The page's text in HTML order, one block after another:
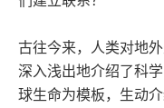
古往今来，人类对地
深入浅出地介绍了科
球生命为模板，生动